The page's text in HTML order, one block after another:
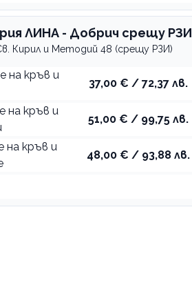
ЛИНА - Добрич срещу РЗИ
Кирил и Методий 48 (срещу РЗИ)
на кръв и
37,00 € / 72,37 лв.
на кръв и
51,00 € / 99,75 лв.
на кръв и
48,00 € / 93,88 лв.